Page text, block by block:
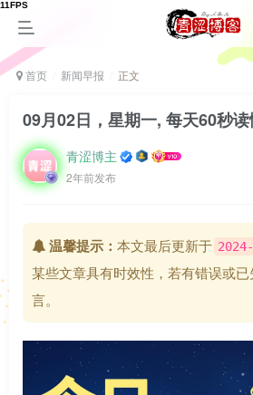
首页 新闻早报 正文
09月02日，星期一, 每天60秒读
青涩博主
2年前发布
温馨提示： 本文最后更新于
某些文章具有时效性，若有错误或
言。